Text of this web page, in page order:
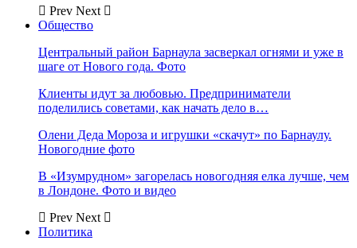
Prev Next
Общество
Центральный район Барнаула засверкал огнями и уже в
шаге от Нового года. Фото
Клиенты идут за любовью. Предприниматели
поделились советами, как начать дело в…
Олени Деда Мороза и игрушки «скачут» по Барнаулу.
Новогодние фото
В «Изумрудном» загорелась новогодняя елка лучше, чем
в Лондоне. Фото и видео
Prev Next
Политика